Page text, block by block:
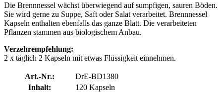
Die Brennnessel wächst überwiegend auf sumpfigen, sauren Böden.
Sie wird gerne zu Suppe, Saft oder Salat verarbeitet. Brennnessel
Kapseln enthalten ebenfalls das ganze Blatt. Die verarbeiteten
Pflanzen stammen aus biologischem Anbau.
Verzehrempfehlung:
2 x täglich 2 Kapseln mit etwas Flüssigkeit einnehmen.
Art.-Nr.:
DrE-BD1380
Inhalt:
120 Kapseln